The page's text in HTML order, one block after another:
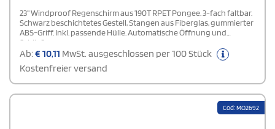
23'' Windproof Regenschirm aus 190T RPET Pongee. 3-fach faltbar.
Schwarz beschichtetes Gestell, Stangen aus Fiberglas, gummierter
ABS-Griff. Inkl. passende Hülle. Automatische Öffnung und
Schließung.
Ab:€10,11 MwSt. ausgeschlossen per 100 Stück
Kostenfreier versand
Cod: MO2692